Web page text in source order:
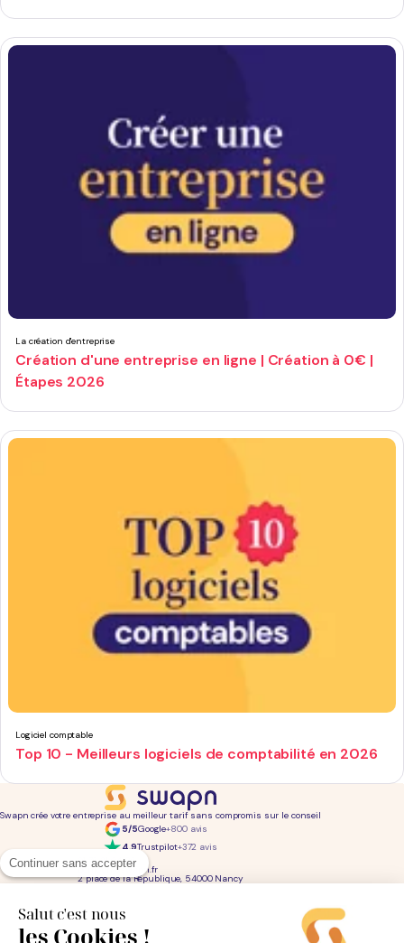
Continuer sans accepter
Salut c'est nous
les Cookies !
La création d'entreprise
Création d'une entreprise en ligne | Création à 0€ |
Étapes 2026
Logiciel comptable
Top 10 - Meilleurs logiciels de comptabilité en 2026
Swapn crée votre entreprise au meilleur tarif sans compromis sur le conseil
5/5Google+800 avis
4,9Trustpilot+372 avis
01 76 31 04 86
bonjour@swapn.fr
2 place de la République, 54000 Nancy
La news' des entrepreneurs